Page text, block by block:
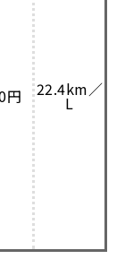
円 22.4km／
L